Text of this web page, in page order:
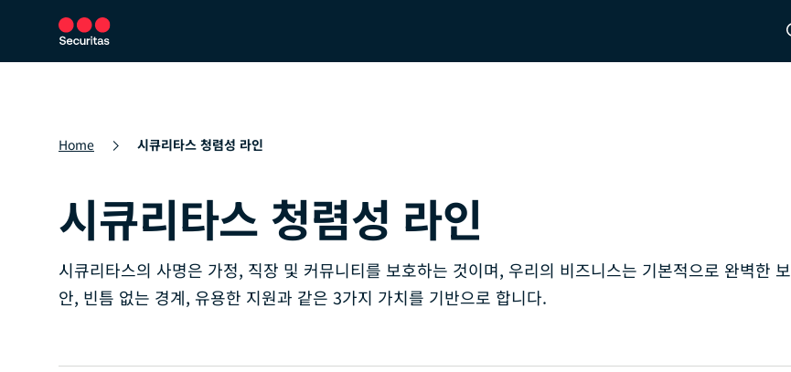
보안 서비스 보안 솔루션 뉴스룸 문의처 채용 정보
Home 시큐리타스 청렴성 라인
시큐리타스 청렴성 라인
시큐리타스의 사명은 가정, 직장 및 커뮤니티를 보호하는 것이며, 우리의 비즈니스는 기본적으로 완벽한 보
안, 빈틈 없는 경계, 유용한 지원과 같은 3가지 가치를 기반으로 합니다.